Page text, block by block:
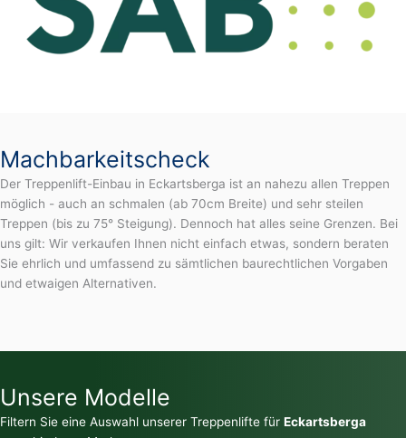
Machbarkeitscheck
Der Treppenlift-Einbau in Eckartsberga ist an nahezu allen Treppen
möglich - auch an schmalen (ab 70cm Breite) und sehr steilen
Treppen (bis zu 75° Steigung). Dennoch hat alles seine Grenzen. Bei
uns gilt: Wir verkaufen Ihnen nicht einfach etwas, sondern beraten
Sie ehrlich und umfassend zu sämtlichen baurechtlichen Vorgaben
und etwaigen Alternativen.
Unsere Modelle
Filtern Sie eine Auswahl unserer Treppenlifte für Eckartsberga